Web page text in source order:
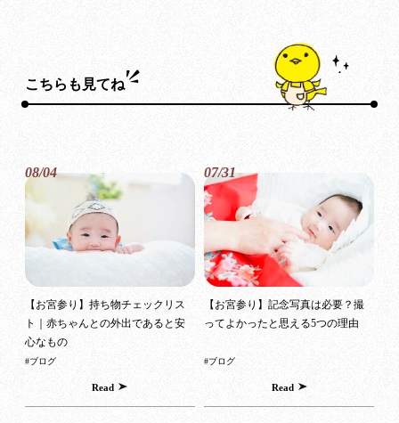
こちらも見てね
08/04
【お宮参り】持ち物チェックリス
ト｜赤ちゃんとの外出であると安
心なもの
#ブログ
Read
07/31
【お宮参り】記念写真は必要？撮
ってよかったと思える5つの理由
#ブログ
Read